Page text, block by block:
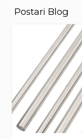
Postari Blog